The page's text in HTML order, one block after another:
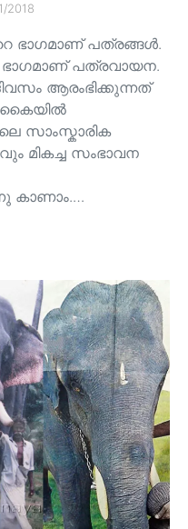
2018
ഭാഗമാണ് പത്രങ്ങള്‍.
ഭാഗമാണ് പത്രവായന.
ആരംഭിക്കുന്നത്
കൈയില്‍
സാംസ്കാരിക
മികച്ച സംഭാവന
കാണാം.…